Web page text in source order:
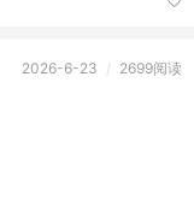
2026-6-23 / 2699阅读